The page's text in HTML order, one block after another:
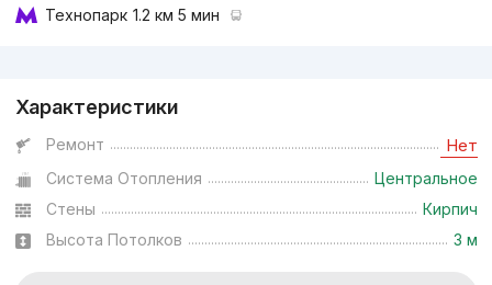
Технопарк 1.2 км 5 мин
Характеристики
Ремонт Нет
Система Отопления
Центральное
Стены
Кирпич
Высота Потолков
3 м